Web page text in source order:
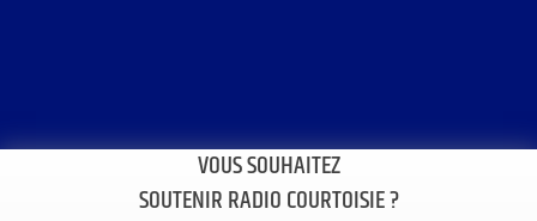
VOUS SOUHAITEZ
SOUTENIR RADIO COURTOISIE ?